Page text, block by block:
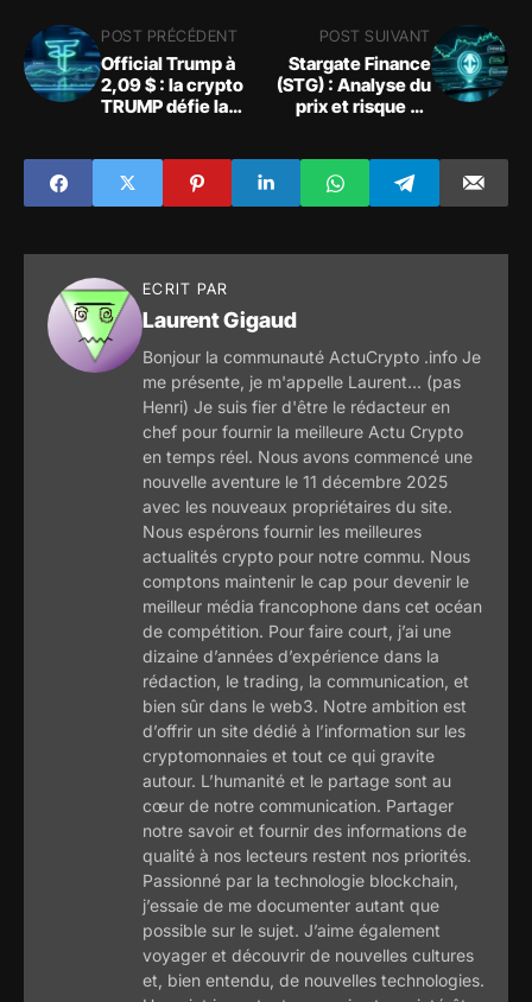
POST PRÉCÉDENT
Official Trump à
2,09 $ : la crypto
TRUMP défie la
POST SUIVANT
Stargate Finance
(STG) : Analyse du
prix et risque de
ECRIT PAR
Laurent Gigaud
Bonjour la communauté ActuCrypto .info Je
me présente, je m'appelle Laurent... (pas
Henri) Je suis fier d'être le rédacteur en
chef pour fournir la meilleure Actu Crypto
en temps réel. Nous avons commencé une
nouvelle aventure le 11 décembre 2025
avec les nouveaux propriétaires du site.
Nous espérons fournir les meilleures
actualités crypto pour notre commu. Nous
comptons maintenir le cap pour devenir le
meilleur média francophone dans cet océan
de compétition. Pour faire court, j’ai une
dizaine d’années d’expérience dans la
rédaction, le trading, la communication, et
bien sûr dans le web3. Notre ambition est
d’offrir un site dédié à l’information sur les
cryptomonnaies et tout ce qui gravite
autour. L’humanité et le partage sont au
cœur de notre communication. Partager
notre savoir et fournir des informations de
qualité à nos lecteurs restent nos priorités.
Passionné par la technologie blockchain,
j’essaie de me documenter autant que
possible sur le sujet. J’aime également
voyager et découvrir de nouvelles cultures
et, bien entendu, de nouvelles technologies.